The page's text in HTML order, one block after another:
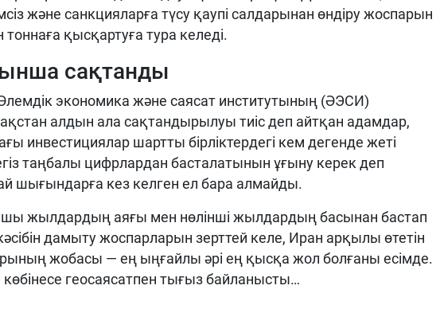
және санкцияларға түсу қаупі салдарынан өндіру жоспарын
қысқартуға тура келеді.
сақтанды
экономика және саясат институтының (ӘЭСИ)
алдын ала сақтандырылуы тиіс деп айтқан адамдар,
инвестициялар шартты бірліктердегі кем дегенде жеті
таңбалы цифрлардан басталатынын ұғыну керек деп
шығындарға кез келген ел бара алмайды.
жылдардың аяғы мен нөлінші жылдардың басынан бастап
дамыту жоспарларын зерттей келе, Иран арқылы өтетін
жобасы — ең ыңғайлы әрі ең қысқа жол болғаны есімде.
көбінесе геосаясатпен тығыз байланысты…